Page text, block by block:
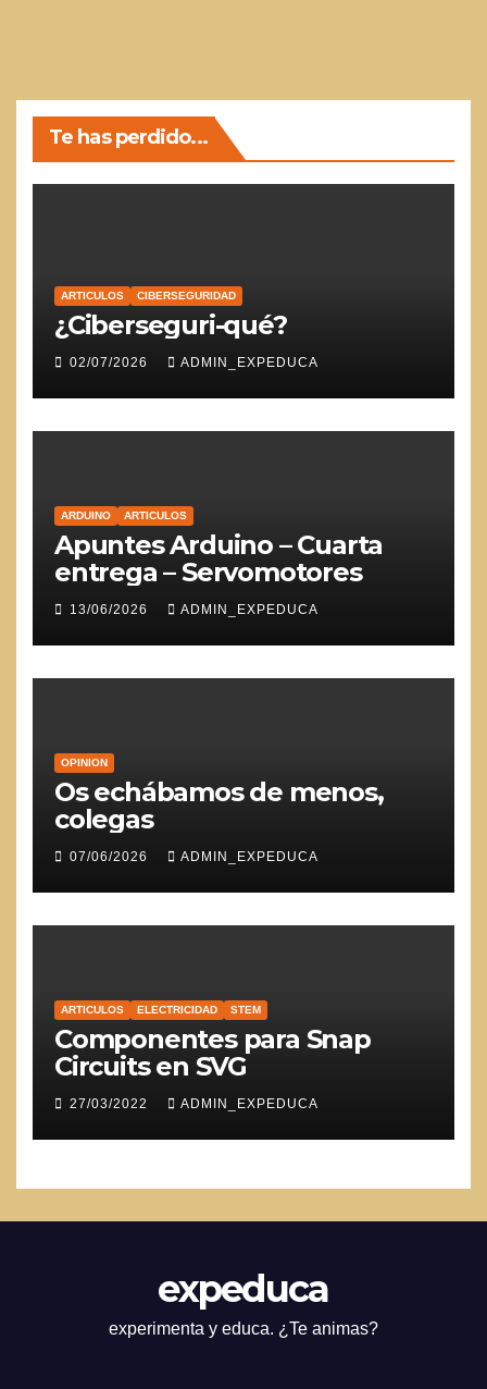
Te has perdido...
ARTICULOS CIBERSEGURIDAD
¿Ciberseguri-qué?
02/07/2026 ADMIN_EXPEDUCA
ARDUINO ARTICULOS
Apuntes Arduino – Cuarta
entrega – Servomotores
13/06/2026 ADMIN_EXPEDUCA
OPINION
Os echábamos de menos,
colegas
07/06/2026 ADMIN_EXPEDUCA
ARTICULOS ELECTRICIDAD STEM
Componentes para Snap
Circuits en SVG
27/03/2022 ADMIN_EXPEDUCA
expeduca
experimenta y educa. ¿Te animas?